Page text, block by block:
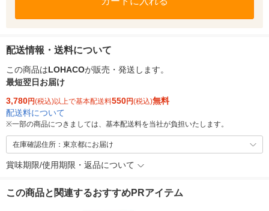
配送情報・送料について
この商品はLOHACOが販売・発送します。
最短翌日お届け
3,780円(税込)以上で基本配送料550円(税込)無料
配送料について
※一部の商品につきましては、基本配送料を当社が負担いたします。
在庫確認住所：東京都にお届け
賞味期限/使用期限・返品について
この商品と関連するおすすめPRアイテム